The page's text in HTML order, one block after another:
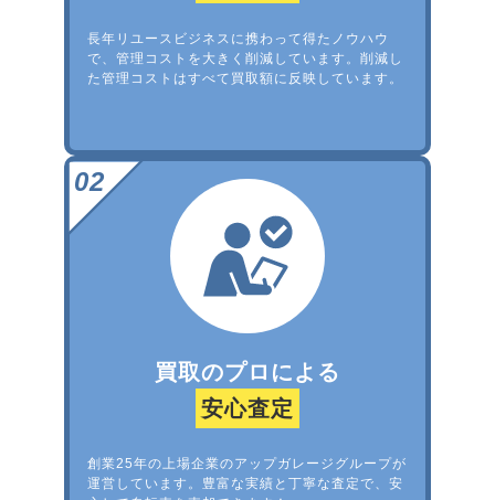
長年リユースビジネスに携わって得たノウハウ
で、管理コストを大きく削減しています。削減し
た管理コストはすべて買取額に反映しています。
買取のプロによる
安心査定
創業25年の上場企業のアップガレージグループが
運営しています。豊富な実績と丁寧な査定で、安